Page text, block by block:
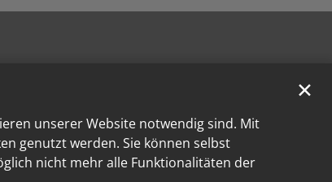
unserer Website notwendig sind. Mit
genutzt werden. Sie können selbst
nicht mehr alle Funktionalitäten der
✕